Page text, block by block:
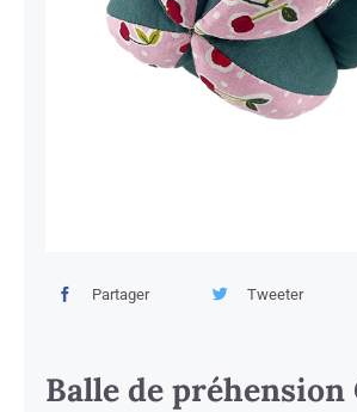
Partager Tweeter
Balle de préhension